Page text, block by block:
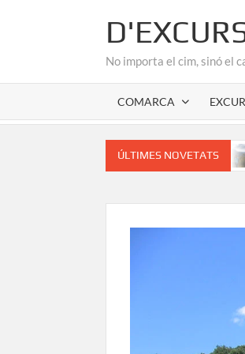
No importa el cim, sinó el
COMARCA
ÚLTIMES NOVETATS
Fageda de la